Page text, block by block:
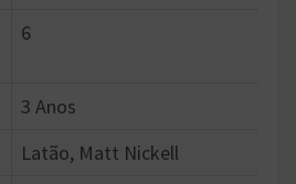
6
3 Anos
Latão, Matt Nickell